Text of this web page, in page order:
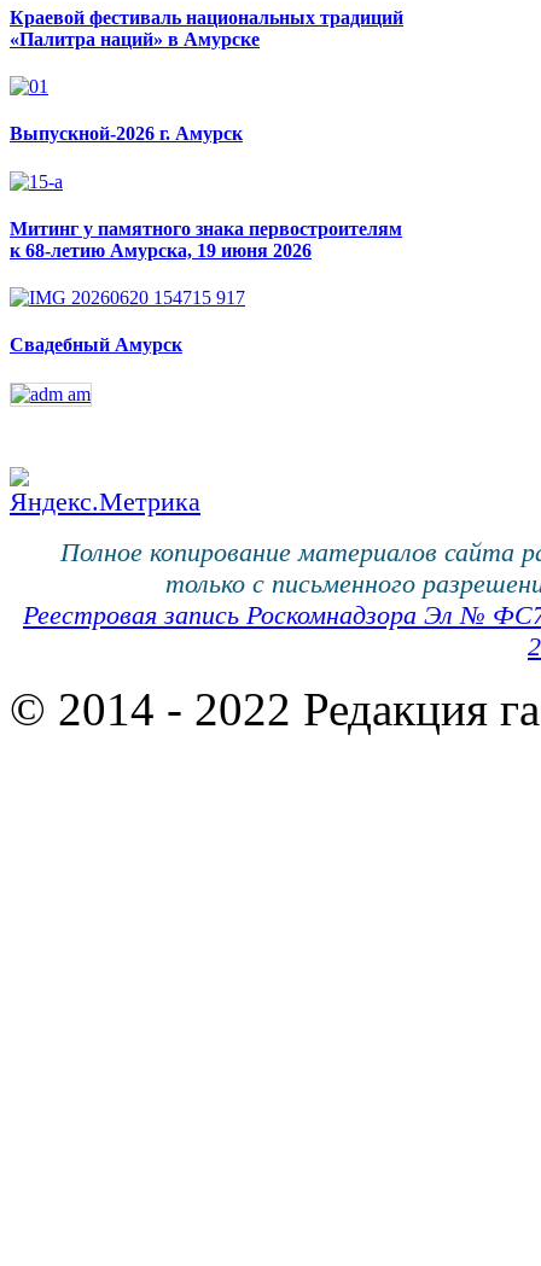
Краевой фестиваль национальных традиций
«Палитра наций» в Амурске
Выпускной-2026 г. Амурск
Митинг у памятного знака первостроителям
к 68-летию Амурска, 19 июня 2026
Свадебный Амурск
Полное копирование материалов сайта
только с письменного
Реестровая запись Роскомнадзора Эл №
© 2014 - 2022 Редакция